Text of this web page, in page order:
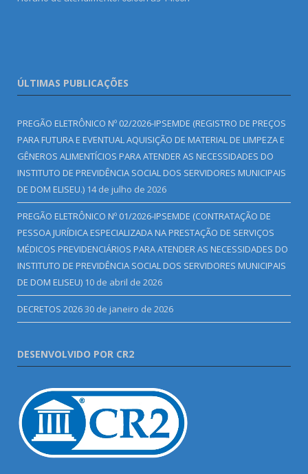
ÚLTIMAS PUBLICAÇÕES
PREGÃO ELETRÔNICO Nº 02/2026-IPSEMDE (REGISTRO DE PREÇOS
PARA FUTURA E EVENTUAL AQUISIÇÃO DE MATERIAL DE LIMPEZA E
GÊNEROS ALIMENTÍCIOS PARA ATENDER AS NECESSIDADES DO
INSTITUTO DE PREVIDÊNCIA SOCIAL DOS SERVIDORES MUNICIPAIS
DE DOM ELISEU.) 14 de julho de 2026
PREGÃO ELETRÔNICO Nº 01/2026-IPSEMDE (CONTRATAÇÃO DE
PESSOA JURÍDICA ESPECIALIZADA NA PRESTAÇÃO DE SERVIÇOS
MÉDICOS PREVIDENCIÁRIOS PARA ATENDER AS NECESSIDADES DO
INSTITUTO DE PREVIDÊNCIA SOCIAL DOS SERVIDORES MUNICIPAIS
DE DOM ELISEU) 10 de abril de 2026
DECRETOS 202630 de janeiro de 2026
DESENVOLVIDO POR CR2